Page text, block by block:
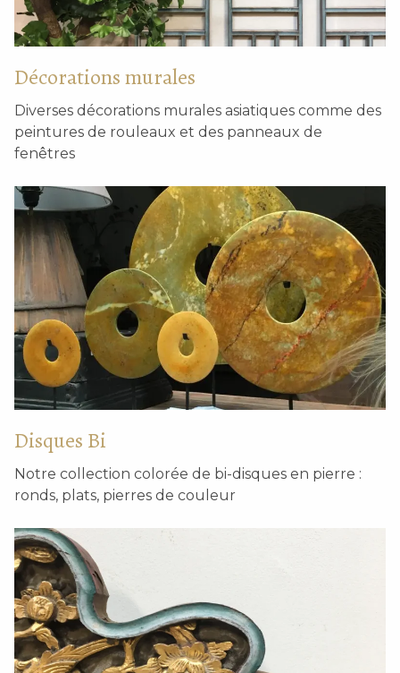
Décorations murales
Diverses décorations murales asiatiques comme des
peintures de rouleaux et des panneaux de
fenêtres
Disques Bi
Notre collection colorée de bi-disques en pierre :
ronds, plats, pierres de couleur